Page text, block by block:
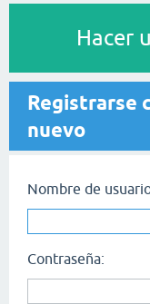
Hacer
Registrarse
nuevo
Nombre de
Contraseña: